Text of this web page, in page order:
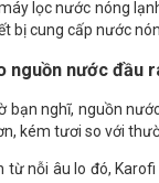
lọc nước nóng
bị cung cấp nước
nguồn nước đầu
bạn nghĩ, nguồn
kém tươi so với
từ nỗi âu lo đó,